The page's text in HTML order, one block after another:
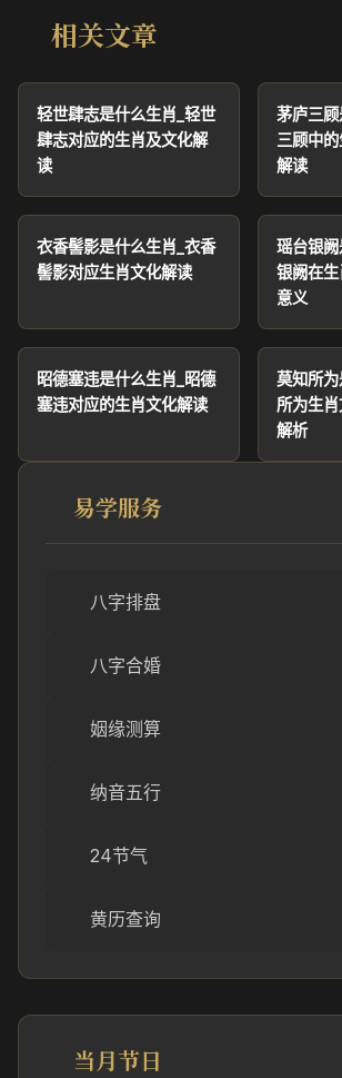
相关文章
轻世肆志是什么生肖_轻世
肆志对应的生肖及文化解
读
茅庐三
三顾中
解读
衣香髻影是什么生肖_衣香
髻影对应生肖文化解读
瑶台银
银阙在
意义
昭德塞违是什么生肖_昭德
塞违对应的生肖文化解读
莫知所
所为生
解析
易学服务
八字排盘
八字合婚
姻缘测算
纳音五行
24节气
黄历查询
当月节日